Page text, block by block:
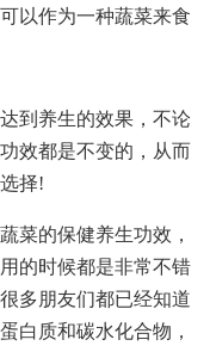
以作为一种蔬菜来食
到养生的效果，不论
效都是不变的，从而
择!
菜的保健养生功效，
的时候都是非常不错
多朋友们都已经知道
白质和碳水化合物，